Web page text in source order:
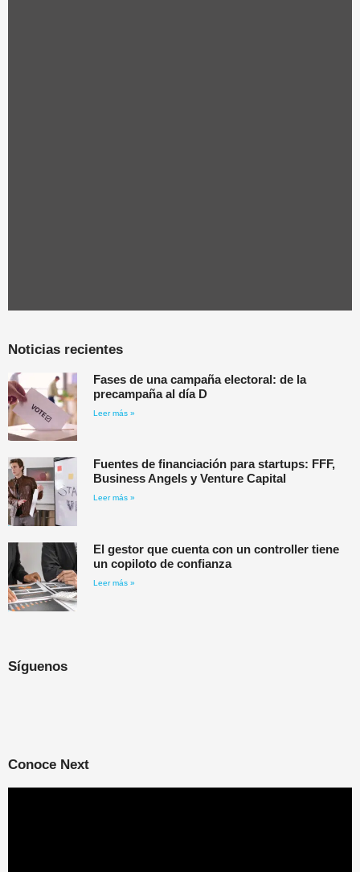
Noticias recientes
Fases de una campaña electoral: de la
precampaña al día D
Leer más »
Fuentes de financiación para startups: FFF,
Business Angels y Venture Capital
Leer más »
El gestor que cuenta con un controller tiene
un copiloto de confianza
Leer más »
Síguenos
Conoce Next